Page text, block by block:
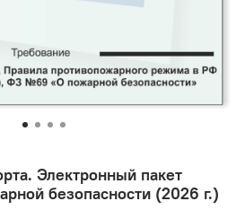
Электронный пакет
безопасности (2026 г.)